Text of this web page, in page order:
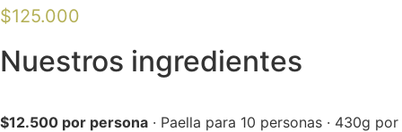
$125.000
Nuestros ingredientes
$12.500 por persona · Paella para 10 personas · 430g por